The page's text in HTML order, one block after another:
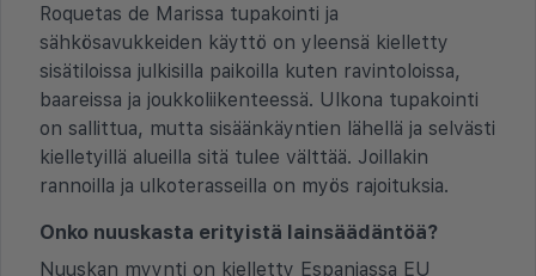
Roquetas de Marissa tupakointi ja
sähkösavukkeiden käyttö on yleensä kielletty
sisätiloissa julkisilla paikoilla kuten ravintoloissa,
baareissa ja joukkoliikenteessä. Ulkona tupakointi
on sallittua, mutta sisäänkäyntien lähellä ja selvästi
kielletyillä alueilla sitä tulee välttää. Joillakin
rannoilla ja ulkoterasseilla on myös rajoituksia.
Onko nuuskasta erityistä lainsäädäntöä?
Nuuskan myynti on kielletty Espanjassa EU